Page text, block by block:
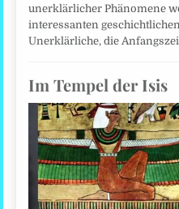
unerklärlicher Phänomene
interessanten
Unerklärliche, die
Im Tempel der Isis